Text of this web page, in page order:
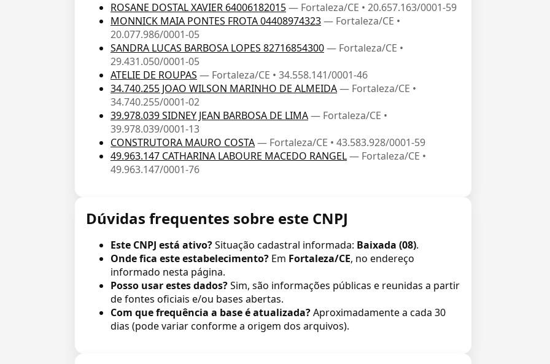
ROSANE DOSTAL XAVIER 64006182015— Fortaleza/CE • 20.657.163/0001-59
MONNICK MAIA PONTES FROTA 04408974323— Fortaleza/CE •
20.077.986/0001-05
SANDRA LUCAS BARBOSA LOPES 82716854300— Fortaleza/CE •
29.431.050/0001-05
ATELIE DE ROUPAS — Fortaleza/CE • 34.558.141/0001-46
34.740.255 JOAO WILSON MARINHO DE ALMEIDA— Fortaleza/CE •
34.740.255/0001-02
39.978.039 SIDNEY JEAN BARBOSA DE LIMA— Fortaleza/CE •
39.978.039/0001-13
CONSTRUTORA MAURO COSTA— Fortaleza/CE • 43.583.928/0001-59
49.963.147 CATHARINA LABOURE MACEDO RANGEL— Fortaleza/CE •
49.963.147/0001-76
Dúvidas frequentes sobre este CNPJ
Este CNPJ está ativo?Situação cadastral informada: Baixada (08).
Onde fica este estabelecimento? Em Fortaleza/CE, no endereço
informado nesta página.
Posso usar estes dados?Sim, são informações públicas e reunidas a partir
de fontes oficiais e/ou bases abertas.
Com que frequência a base é atualizada?Aproximadamente a cada 30
dias (pode variar conforme a origem dos arquivos).